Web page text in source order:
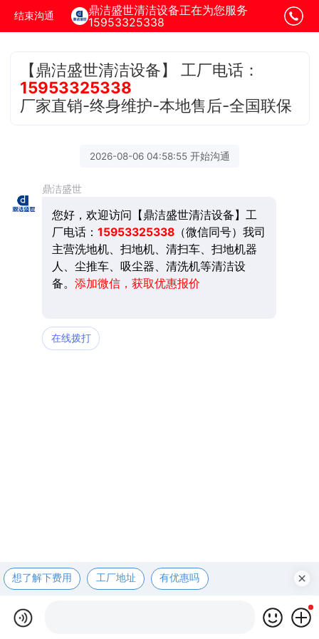
结束沟通
鼎洁盛世清洁设备正在为您服务
15953325338
【鼎洁盛世清洁设备】 工厂电话：
15953325338
厂家直销-终身维护-本地售后-全国联保
2026-08-06 04:58:55 开始沟通
鼎洁盛世
您好，欢迎访问【鼎洁盛世清洁设备】 工
厂电话： 15953325338（微信同号）我司
主营洗地机、扫地机、清扫车、扫地机器
人、尘推车、吸尘器、清洗机等清洁设
备。 添加微信，获取优惠报价
在线拨打
想了解下费用 工厂地址 有优惠吗